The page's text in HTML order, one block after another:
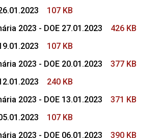
107 KB
2023 - DOE 27.01.2023
426 KB
107 KB
2023 - DOE 20.01.2023
377 KB
240 KB
2023 - DOE 13.01.2023
371 KB
107 KB
2023 - DOE 06.01.2023
390 KB